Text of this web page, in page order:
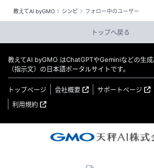
教えてAI byGMO シンビ フォロー中のユーザー
トップへ戻る
教えてAI byGMO はChatGPTやGeminiなどの生
（指示文）の日本語ポータルサイトです。
トップページ 会社概要 サポートページ
利用規約